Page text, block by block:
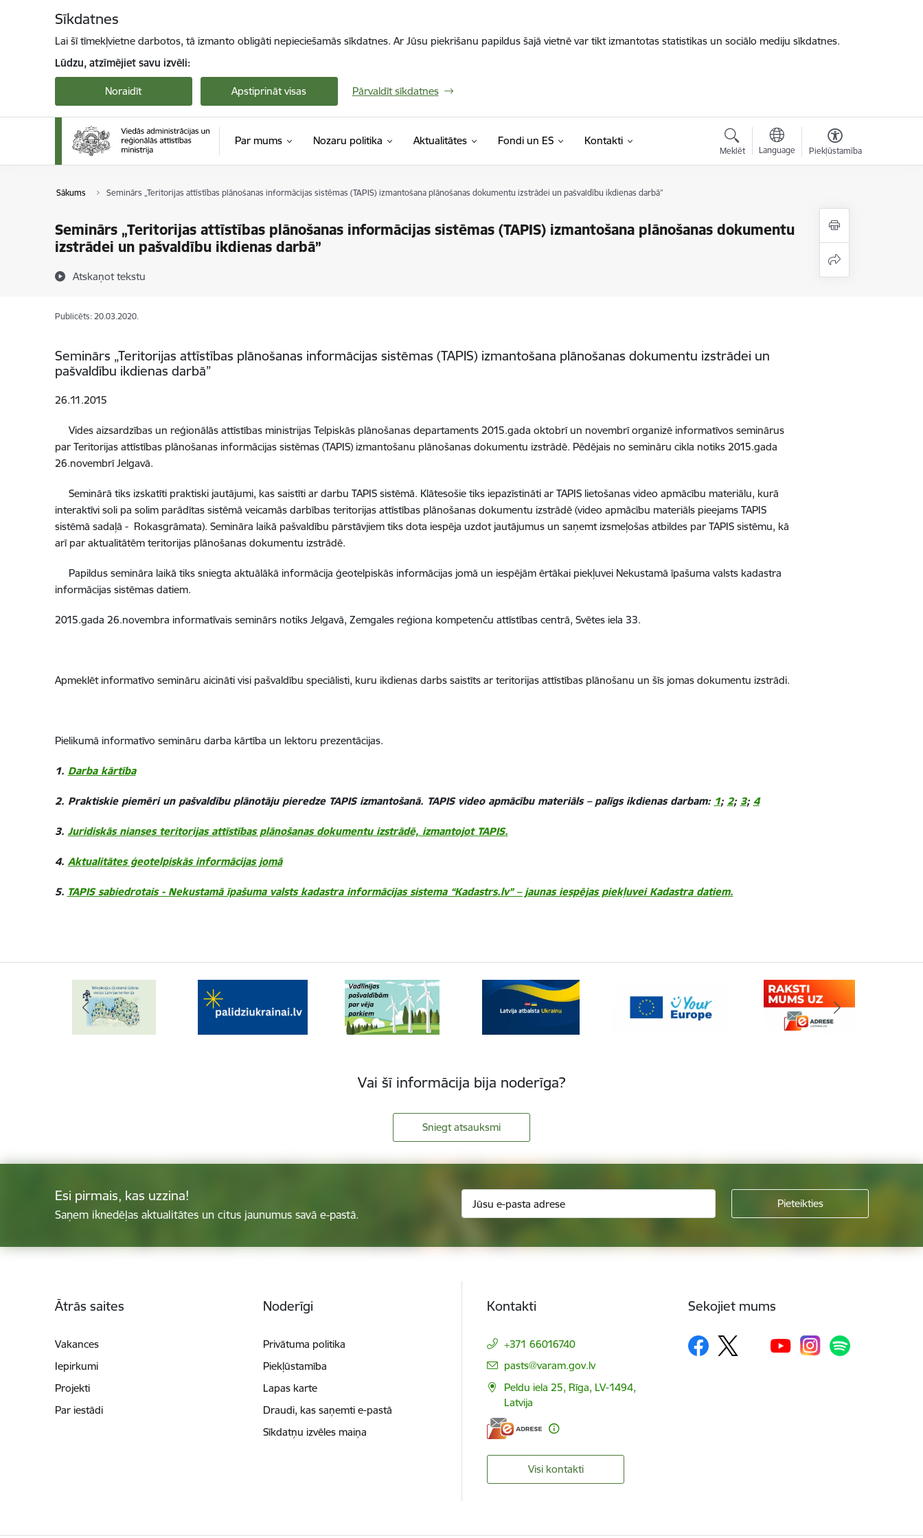
Sīkdatnes
Lai šī tīmekļvietne darbotos, tā izmanto obligāti nepieciešamās sīkdatnes. Ar Jūsu piekrišanu papildus šajā vietnē var tikt izmantotas statistikas un sociālo mediju sīkdatnes.
Lūdzu, atzīmējiet savu izvēli:
Noraidīt Apstiprināt visas Pārvaldīt sīkdatnes
Par mums Nozaru politika Aktualitātes Fondi un ES Kontakti
Meklēt Language Piekļūstamība
Sākums Seminārs „Teritorijas attīstības plānošanas informācijas sistēmas (TAPIS) izmantošana plānošanas dokumentu izstrādei un pašvaldību ikdienas darbā”
Seminārs „Teritorijas attīstības plānošanas informācijas sistēmas (TAPIS) izmantošana plānošanas dokumentu
izstrādei un pašvaldību ikdienas darbā”
Atskaņot tekstu
Publicēts: 20.03.2020.
Seminārs „Teritorijas attīstības plānošanas informācijas sistēmas (TAPIS) izmantošana plānošanas dokumentu izstrādei un
pašvaldību ikdienas darbā”
26.11.2015
Vides aizsardzības un reģionālās attīstības ministrijas Telpiskās plānošanas departaments 2015.gada oktobrī un novembrī organizē informatīvos seminārus
par Teritorijas attīstības plānošanas informācijas sistēmas (TAPIS) izmantošanu plānošanas dokumentu izstrādē. Pēdējais no semināru cikla notiks 2015.gada
26.novembrī Jelgavā.
Seminārā tiks izskatīti praktiski jautājumi, kas saistīti ar darbu TAPIS sistēmā. Klātesošie tiks iepazīstināti ar TAPIS lietošanas video apmācību materiālu, kurā
interaktīvi soli pa solim parādītas sistēmā veicamās darbības teritorijas attīstības plānošanas dokumentu izstrādē (video apmācību materiāls pieejams TAPIS
sistēmā sadaļā - Rokasgrāmata). Semināra laikā pašvaldību pārstāvjiem tiks dota iespēja uzdot jautājumus un saņemt izsmeļošas atbildes par TAPIS sistēmu, kā
arī par aktualitātēm teritorijas plānošanas dokumentu izstrādē.
Papildus semināra laikā tiks sniegta aktuālākā informācija ģeotelpiskās informācijas jomā un iespējām ērtākai piekļuvei Nekustamā īpašuma valsts kadastra
informācijas sistēmas datiem.
2015.gada 26.novembra informatīvais seminārs notiks Jelgavā, Zemgales reģiona kompetenču attīstības centrā, Svētes iela 33.
Apmeklēt informatīvo semināru aicināti visi pašvaldību speciālisti, kuru ikdienas darbs saistīts ar teritorijas attīstības plānošanu un šīs jomas dokumentu izstrādi.
Pielikumā informatīvo semināru darba kārtība un lektoru prezentācijas.
1. Darba kārtība
2. Praktiskie piemēri un pašvaldību plānotāju pieredze TAPIS izmantošanā. TAPIS video apmācību materiāls – palīgs ikdienas darbam: 1; 2; 3; 4
3. Juridiskās nianses teritorijas attīstības plānošanas dokumentu izstrādē, izmantojot TAPIS.
4. Aktualitātes ģeotelpiskās informācijas jomā
5. TAPIS sabiedrotais - Nekustamā īpašuma valsts kadastra informācijas sistema “Kadastrs.lv” – jaunas iespējas piekļuvei Kadastra datiem.
Vai šī informācija bija noderīga?
Sniegt atsauksmi
Esi pirmais, kas uzzina!
Saņem iknedēļas aktualitātes un citus jaunumus savā e-pastā.
Ātrās saites
Vakances
Iepirkumi
Projekti
Par iestādi
Noderīgi
Privātuma politika
Piekļūstamība
Lapas karte
Draudi, kas saņemti e-pastā
Sīkdatņu izvēles maiņa
Kontakti
+371 66016740
E-pasts:
pasts@varam.gov.lv
Peldu iela 25, Rīga, LV-1494,
Latvija
Visi kontakti
Sekojiet mums